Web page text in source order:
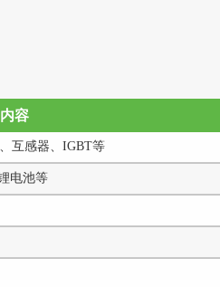
内容
互感器、IGBT等
电池等